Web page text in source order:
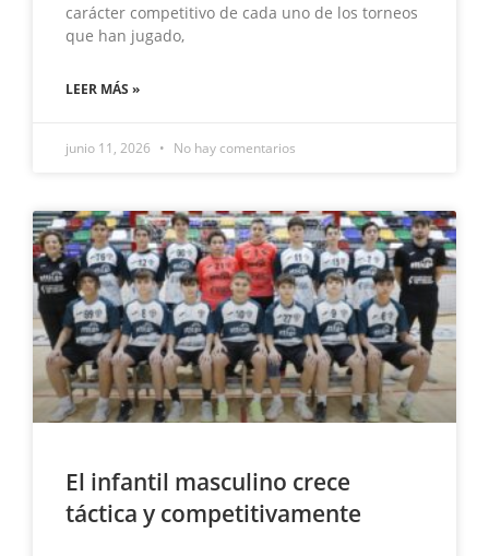
carácter competitivo de cada uno de los torneos
que han jugado,
LEER MÁS »
junio 11, 2026 No hay comentarios
El infantil masculino crece
táctica y competitivamente